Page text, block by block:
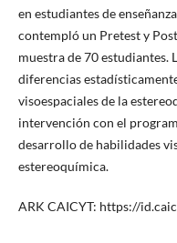
en estudiantes de
contempló un Pretest y
muestra de 70 estudiantes.
diferencias
visoespaciales de la
intervención con el
desarrollo de habilidades
estereoquímica.
ARK CAICYT: https://